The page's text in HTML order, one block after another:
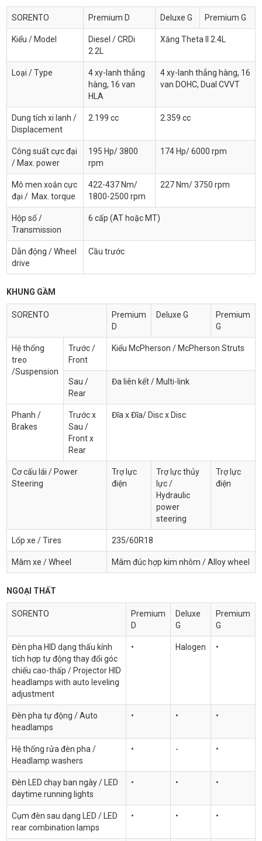
SORENTO Premium D Deluxe G Premium G
Kiểu / Model
Diesel / CRDi
2.2L
Xăng Theta II 2.4L
Loại / Type
4 xy-lanh thẳng
hàng, 16 van
HLA
4 xy-lanh thẳng hàng, 16
van DOHC, Dual CVVT
Dung tích xi lanh /
Displacement
2.199 cc 2.359 cc
Công suất cực đại
/ Max. power
195 Hp/ 3800
rpm
174 Hp/ 6000 rpm
Mô men xoắn cực
đại / Max. torque
422-437 Nm/
1800-2500 rpm
227 Nm/ 3750 rpm
Hộp số /
Transmission
6 cấp (AT hoặc MT)
Dẫn động / Wheel
drive
Cầu trước
KHUNG GẦM
SORENTO
Premium
D
Deluxe G
Premium
G
Hệ thống
treo
/Suspension
Trước /
Front
Kiểu McPherson / McPherson Struts
Sau /
Rear
Đa liên kết / Multi-link
Phanh /
Brakes
Trước x
Sau /
Front x
Rear
Đĩa x Đĩa/ Disc x Disc
Cơ cấu lái / Power
Steering
Trợ lực
điện
Trợ lực thủy
lực /
Hydraulic
power
steering
Trợ lực
điện
Lốp xe / Tires 235/60R18
Mâm xe / Wheel Mâm đúc hợp kim nhôm / Alloy wheel
NGOẠI THẤT
SORENTO
Premium
D
Deluxe
G
Premium
G
Đèn pha HID dạng thấu kính
tích hợp tự động thay đổi góc
chiếu cao-thấp / Projector HID
headlamps with auto leveling
adjustment
• Halogen •
Đèn pha tự động / Auto
headlamps
• • •
Hệ thống rửa đèn pha /
Headlamp washers
• - •
Đèn LED chạy ban ngày / LED
daytime running lights
• • •
Cụm đèn sau dạng LED / LED
rear combination lamps
• • •